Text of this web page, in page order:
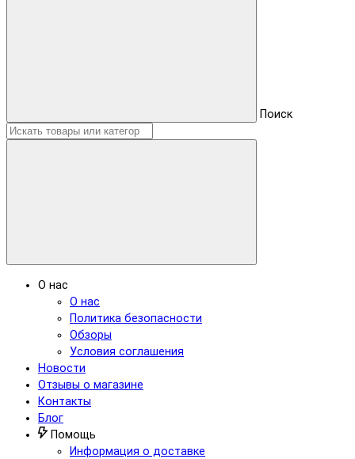
Поиск
О нас
О нас
Политика безопасности
Обзоры
Условия соглашения
Новости
Отзывы о магазине
Контакты
Блог
Помощь
Информация о доставке